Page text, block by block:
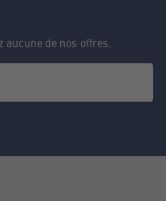
aucune de nos offres.